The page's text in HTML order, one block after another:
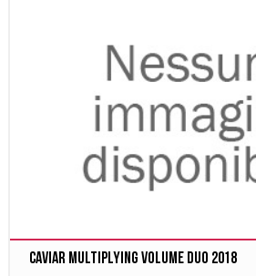
Caviar Multiplying Volume Duo 2018